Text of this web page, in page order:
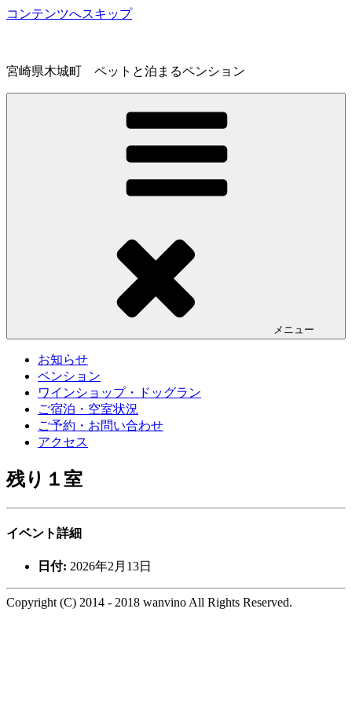
コンテンツへスキップ
宮崎県木城町 ペットと泊まるペンション
メニュー
お知らせ
ペンション
ワインショップ・ドッグラン
ご宿泊・空室状況
ご予約・お問い合わせ
アクセス
残り１室
イベント詳細
日付: 2026年2月13日
Copyright (C) 2014 - 2018 wanvino All Rights Reserved.